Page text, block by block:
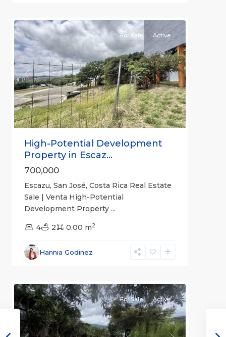
Previous Next
For Sale Active
High-Potential Development
Property in Escaz...
700,000
Escazu, San José, Costa Rica Real Estate
Sale | Venta High-Potential
Development Property ...
4 2 0.00 m2
Hannia Godinez
San
José
For Sale Active